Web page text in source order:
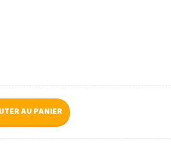
AU PANIER